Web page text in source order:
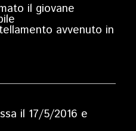
il giovane
avvenuto in
il 17/5/2016 e